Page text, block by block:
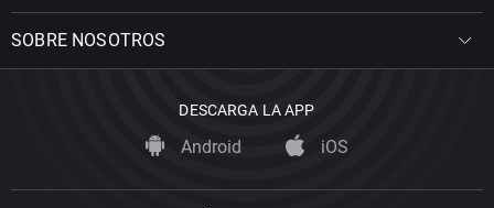
SOBRE NOSOTROS
DESCARGA LA APP
Android iOS